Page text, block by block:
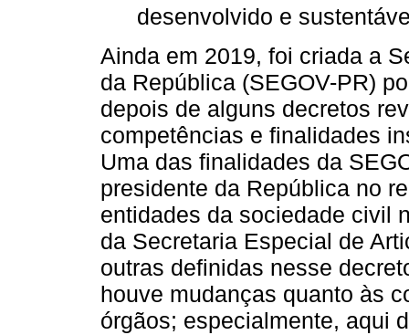
desenvolvido e
Ainda em 2019, foi criada a
da República (SEGOV-PR)
depois de alguns decretos
competências e finalidades
Uma das finalidades da
presidente da República no
entidades da sociedade civil
da Secretaria Especial de
outras definidas nesse
houve mudanças quanto às
órgãos; especialmente, aqui